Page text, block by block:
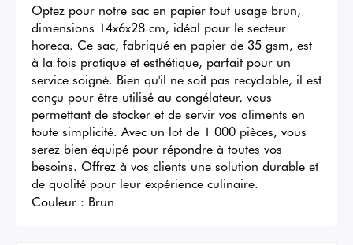
Optez pour notre sac en papier tout usage brun,
dimensions 14x6x28 cm, idéal pour le secteur
horeca. Ce sac, fabriqué en papier de 35 gsm, est
à la fois pratique et esthétique, parfait pour un
service soigné. Bien qu'il ne soit pas recyclable, il est
conçu pour être utilisé au congélateur, vous
permettant de stocker et de servir vos aliments en
toute simplicité. Avec un lot de 1 000 pièces, vous
serez bien équipé pour répondre à toutes vos
besoins. Offrez à vos clients une solution durable et
de qualité pour leur expérience culinaire.
Couleur : Brun